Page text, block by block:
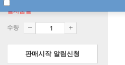
일시품절
수량
판매시작 알림신청